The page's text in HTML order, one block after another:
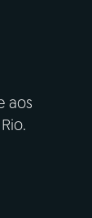
aos